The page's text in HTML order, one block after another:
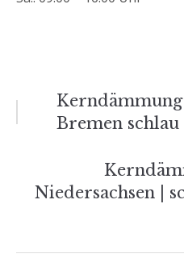
Beitrags-
Kerndämmung
Bremen
Niedersachsen |